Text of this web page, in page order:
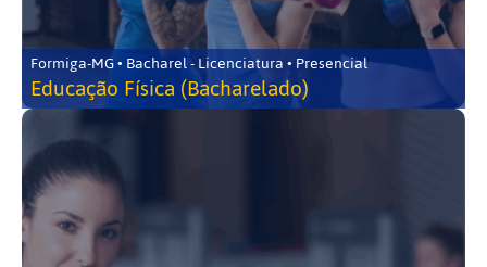
Formiga-MG • Bacharel - Licenciatura • Presencial
Educação Física (Bacharelado)